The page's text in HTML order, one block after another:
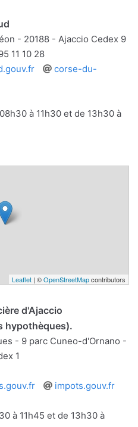
- 20188 - Ajaccio Cedex 9
11 10 28
Site
corse-du-
à 11h30 et de 13h30 à
Leaflet | ©OpenStreetMapcontributors
d'Ajaccio
hypothèques).
- 9 parc Cuneo-d'Ornano -
1
Site
impots.gouv.fr
à 11h45 et de 13h30 à